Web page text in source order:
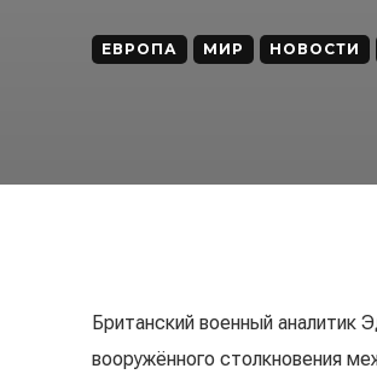
ЕВРОПА МИР НОВОСТИ
Британский военный аналитик
вооружённого столкновения